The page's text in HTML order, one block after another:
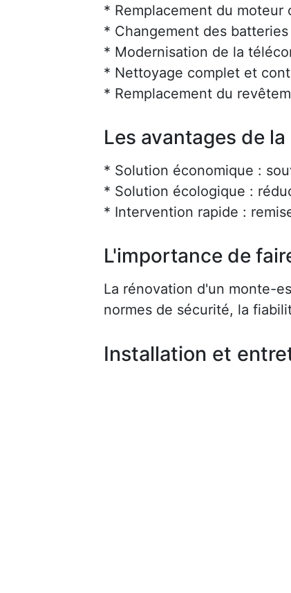
* Remplacement du moteur
* Changement des
* Modernisation de la
* Nettoyage complet et
* Remplacement du
Les avantages de
* Solution économique :
* Solution écologique :
* Intervention rapide :
L'importance de
La rénovation d'un monte-
normes de sécurité, la
Installation et